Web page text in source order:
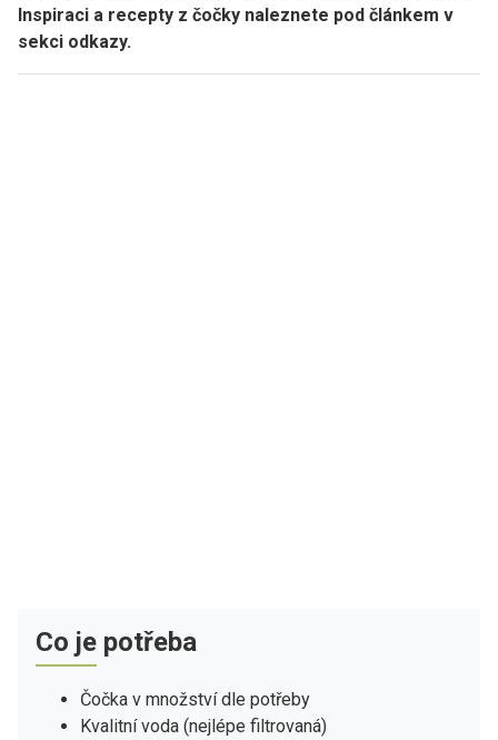
Inspiraci a recepty z čočky naleznete pod článkem v
sekci odkazy.
Co je potřeba
Čočka v množství dle potřeby
Kvalitní voda (nejlépe filtrovaná)